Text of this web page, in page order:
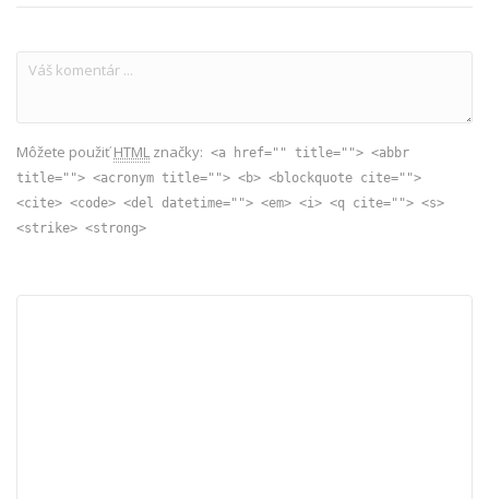
Môžete použiťHTML značky: <a href="" title=""> <abbr
title=""> <acronym title=""> <b> <blockquote cite="">
<cite> <code> <del datetime=""> <em> <i> <q cite=""> <s>
<strike> <strong>